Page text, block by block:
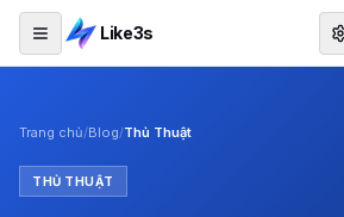
Like3s
Trang chủ/Blog/Thủ Thuật
THỦ THUẬT